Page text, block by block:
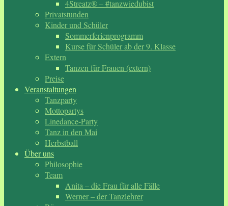
4Streatz® – #tanzwiedubist
Privatstunden
Kinder und Schüler
Sommerferienprogramm
Kurse für Schüler ab der 9. Klasse
Extern
Tanzen für Frauen (extern)
Preise
Veranstaltungen
Tanzparty
Mottopartys
Linedance-Party
Tanz in den Mai
Herbstball
Über uns
Philosophie
Team
Anita – die Frau für alle Fälle
Werner – der Tanzlehrer